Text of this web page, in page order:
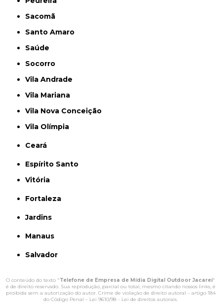
Sacomã
Santo Amaro
Saúde
Socorro
Vila Andrade
Vila Mariana
Vila Nova Conceição
Vila Olímpia
Ceará
Espírito Santo
Vitória
Fortaleza
Jardins
Manaus
Salvador
O conteúdo do texto "Telefone de Empresa de Mídia Digital Outdoor Jacareí"
é de direito reservado. Sua reprodução, parcial ou total, mesmo citando nossos links, é
proibida sem a autorização do autor. Crime de violação de direito autoral – artigo 184
do Código Penal – Lei 9610/98 - Lei de direitos autorais